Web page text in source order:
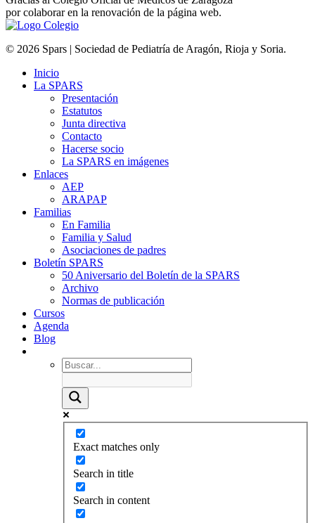
por colaborar en la renovación de la página web.
© 2026 Spars | Sociedad de Pediatría de Aragón, Rioja y Soria.
Inicio
La SPARS
Presentación
Estatutos
Junta directiva
Contacto
Hacerse socio
La SPARS en imágenes
Enlaces
AEP
ARAPAP
Familias
En Familia
Familia y Salud
Asociaciones de padres
Boletín SPARS
50 Aniversario del Boletín de la SPARS
Archivo
Normas de publicación
Cursos
Agenda
Blog
Exact matches only
Search in title
Search in content